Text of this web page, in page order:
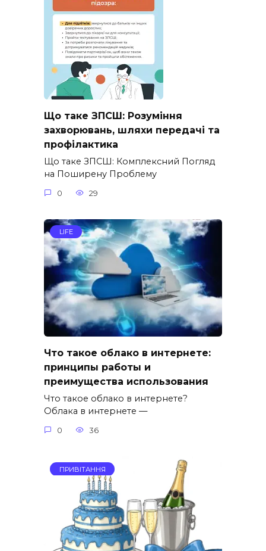
Що таке ЗПСШ: Розуміння
захворювань, шляхи передачі та
профілактика
Що таке ЗПСШ: Комплексний Погляд
на Поширену Проблему
0 29
LIFE
Что такое облако в интернете:
принципы работы и
преимущества использования
Что такое облако в интернете?
Облака в интернете —
0 36
ПРИВІТАННЯ